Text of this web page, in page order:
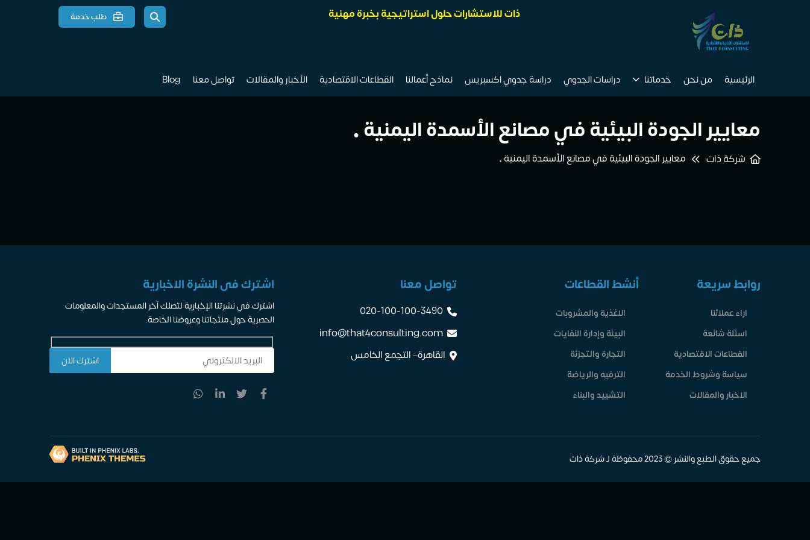
ذات للاستشارات حلول استراتيجية بخبرة مهنية طلب خدمة
الرئيسية من نحن خدماتنا دراسات الجدوي دراسة جدوي اكسبريس نماذج أعمالنا القطاعات الاقتصادية الأخبار والمقالات تواصل معنا Blog
معايير الجودة البيئية في مصانع الأسمدة اليمنية •
شركة ذات معايير الجودة البيئية في مصانع الأسمدة اليمنية •
روابط سريعة
اراء عملائنا
اسئلة شائعة
القطاعات الاقتصادية
سياسة وشروط الخدمة
الاخبار والمقالات
أنشط القطاعات
الاغذية والمشروبات
البيئة وإدارة النفايات
التجارة والتجزئة
الترفيه والرياضة
التشييد والبناء
تواصل معنا
020-100-100-3490
info@that4consulting.com
القاهرة– التجمع الخامس
اشترك فى النشرة الاخبارية
اشترك في نشرتنا الإخبارية لتصلك آخر المستجدات والمعلومات
الحصرية حول منتجاتنا وعروضنا الخاصة.
جميع حقوق الطبع والنشر © 2023 محفوظة لـ شركة ذات